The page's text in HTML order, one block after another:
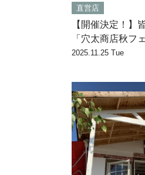
直営店
【開催決定！】
「穴太商店秋フ
2025.11.25 Tue